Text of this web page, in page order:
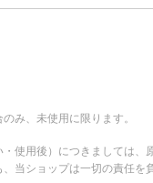
み、未使用に限ります。
使用後）につきましては
当ショップは一切の責任を